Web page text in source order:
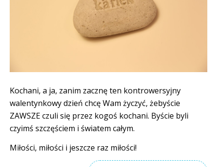
Kochani, a ja, zanim zacznę ten kontrowersyjny
walentynkowy dzień chcę Wam życzyć, żebyście
ZAWSZE czuli się przez kogoś kochani. Byście byli
czyimś szczęściem i światem całym.
Miłości, miłości i jeszcze raz miłości!